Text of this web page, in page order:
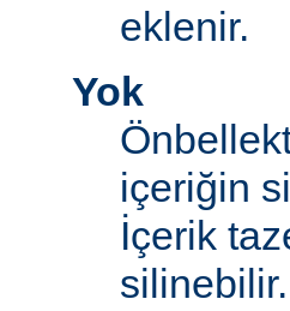
eklenir.
Yok
içeriğin
İçerik